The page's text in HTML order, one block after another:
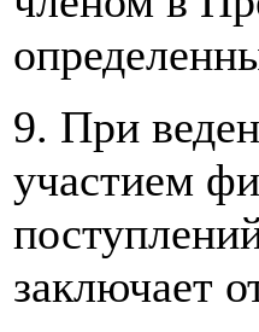
9. При
участием
заключает